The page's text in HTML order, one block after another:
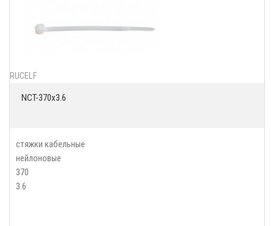
RUCELF
NCT-370x3.6
стяжки кабельные
нейлоновые
370
3.6